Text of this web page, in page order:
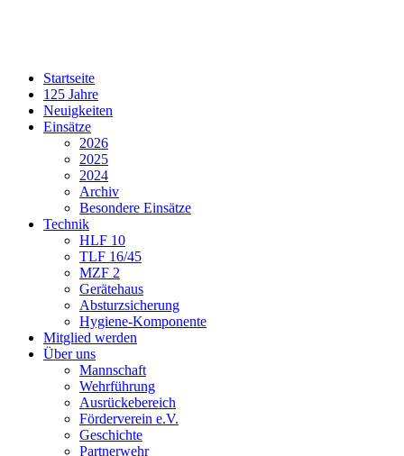
Startseite
125 Jahre
Neuigkeiten
Einsätze
2026
2025
2024
Archiv
Besondere Einsätze
Technik
HLF 10
TLF 16/45
MZF 2
Gerätehaus
Absturzsicherung
Hygiene-Komponente
Mitglied werden
Über uns
Mannschaft
Wehrführung
Ausrückebereich
Förderverein e.V.
Geschichte
Partnerwehr